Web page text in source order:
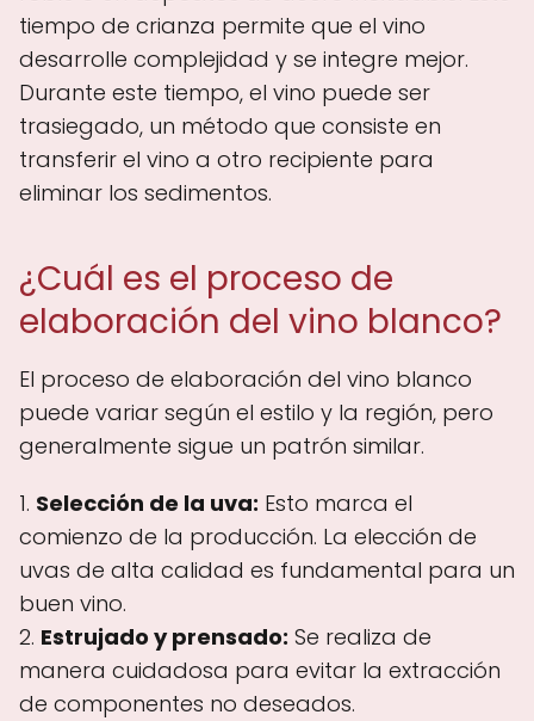
tiempo de crianza permite que el vino
desarrolle complejidad y se integre mejor.
Durante este tiempo, el vino puede ser
trasiegado, un método que consiste en
transferir el vino a otro recipiente para
eliminar los sedimentos.
¿Cuál es el proceso de
elaboración del vino blanco?
El proceso de elaboración del vino blanco
puede variar según el estilo y la región, pero
generalmente sigue un patrón similar.
1. Selección de la uva: Esto marca el
comienzo de la producción. La elección de
uvas de alta calidad es fundamental para un
buen vino.
2. Estrujado y prensado: Se realiza de
manera cuidadosa para evitar la extracción
de componentes no deseados.